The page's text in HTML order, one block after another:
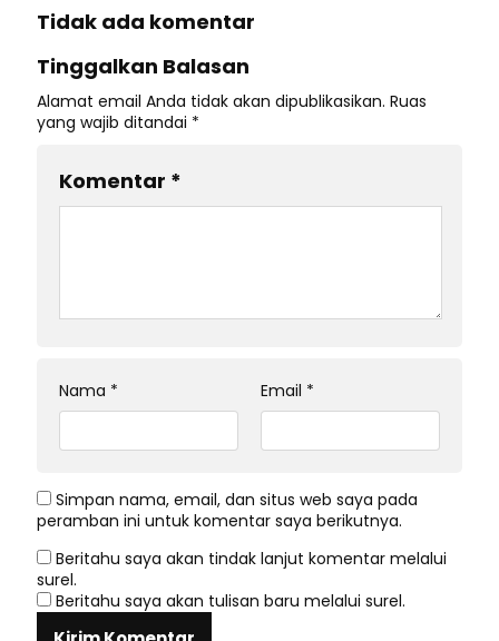
Tidak ada komentar
Tinggalkan Balasan
Alamat email Anda tidak akan dipublikasikan. Ruas
yang wajib ditandai *
Komentar *
Nama * Email *
Simpan nama, email, dan situs web saya pada
peramban ini untuk komentar saya berikutnya.
Beritahu saya akan tindak lanjut komentar melalui
surel.
Beritahu saya akan tulisan baru melalui surel.